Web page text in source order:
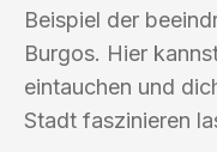
Beispiel der
Burgos. Hier
eintauchen und
Stadt faszinieren